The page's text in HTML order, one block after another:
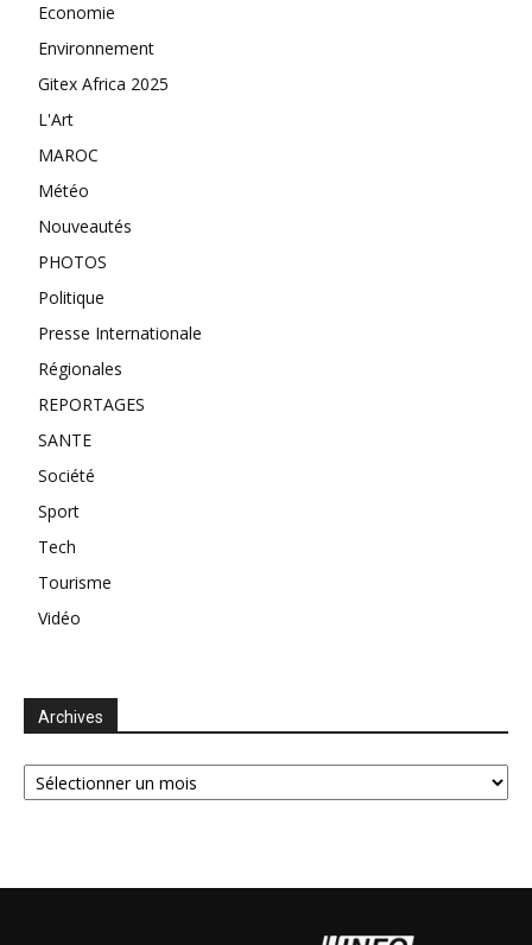
Economie
Environnement
Gitex Africa 2025
L'Art
MAROC
Météo
Nouveautés
PHOTOS
Politique
Presse Internationale
Régionales
REPORTAGES
SANTE
Société
Sport
Tech
Tourisme
Vidéo
Archives
Archives